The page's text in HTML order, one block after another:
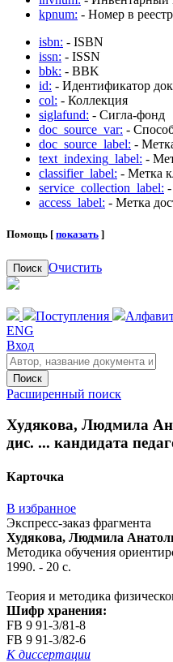
kpnum: - Номер в
isbn: - ISBN
issn: - ISSN
bbk: - BBK
id: - Идентификатор
col: - Коллекция
siglafund: - Сигла-фонд
doc_source_var: -
doc_source_label: -
text_indexing_label: -
classifier_label: - Метка
service_collection_label:
access_label: - Метка
Помощь [ показать ]
Поиск Очистить
Поступления
ENG
Вход
Поиск
Расширенный поиск
Худякова, Людмила
дис. ... кандидата
Карточка
В избранное
Экспресс-заказ фрагмента
Худякова, Людмила
Методика обучения
1990. - 20 с.
Теория и методика
Шифр хранения:
FB 9 91-3/81-8
FB 9 91-3/82-6
К диссертации